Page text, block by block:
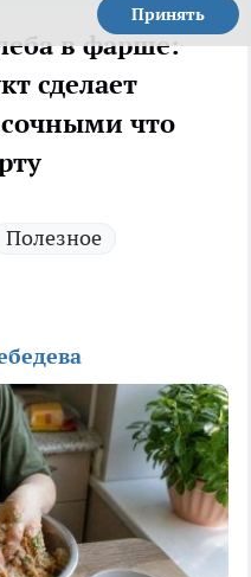
Принять
в фарше:
сделает
сочными что
Полезное